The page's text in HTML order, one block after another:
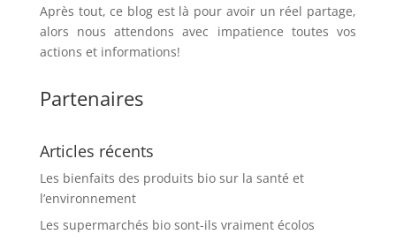
Après tout, ce blog est là pour avoir un réel partage,
alors nous attendons avec impatience toutes vos
actions et informations!
Partenaires
Articles récents
Les bienfaits des produits bio sur la santé et
l’environnement
Les supermarchés bio sont-ils vraiment écolos